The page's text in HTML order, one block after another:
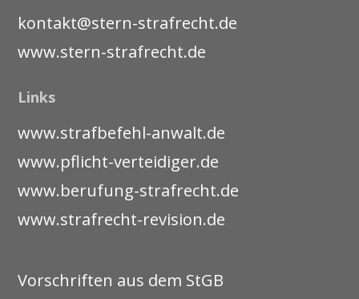
kontakt@stern-strafrecht.de
www.stern-strafrecht.de
Links
www.strafbefehl-anwalt.de
www.pflicht-verteidiger.de
www.berufung-strafrecht.de
www.strafrecht-revision.de
Vorschriften aus dem StGB